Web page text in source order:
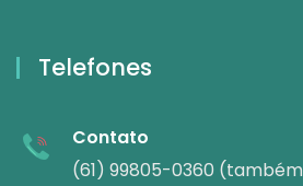
Telefones
Contato
(61) 99805-0360